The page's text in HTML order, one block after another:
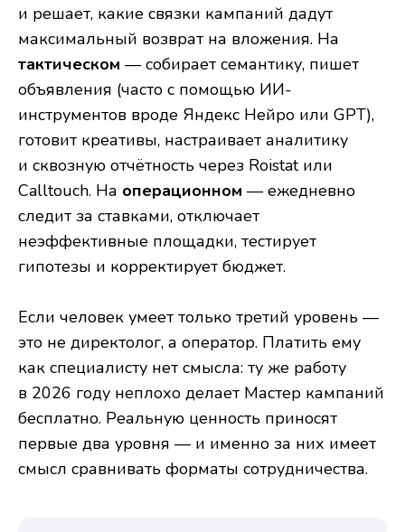
и решает, какие связки кампаний дадут
максимальный возврат на вложения. На
тактическом — собирает семантику, пишет
объявления (часто с помощью ИИ-
инструментов вроде Яндекс Нейро или GPT),
готовит креативы, настраивает аналитику
и сквозную отчётность через Roistat или
Calltouch. На операционном — ежедневно
следит за ставками, отключает
неэффективные площадки, тестирует
гипотезы и корректирует бюджет.
Если человек умеет только третий уровень —
это не директолог, а оператор. Платить ему
как специалисту нет смысла: ту же работу
в 2026 году неплохо делает Мастер кампаний
бесплатно. Реальную ценность приносят
первые два уровня — и именно за них имеет
смысл сравнивать форматы сотрудничества.